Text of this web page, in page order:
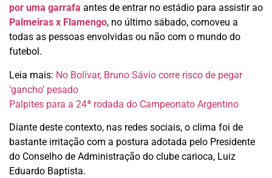
por uma garrafa antes de entrar no estádio para assistir ao
Palmeiras x Flamengo, no último sábado, comoveu a
todas as pessoas envolvidas ou não com o mundo do
futebol.
Leia mais: No Bolívar, Bruno Sávio corre risco de pegar
‘gancho’ pesado
Palpites para a 24ª rodada do Campeonato Argentino
Diante deste contexto, nas redes sociais, o clima foi de
bastante irritação com a postura adotada pelo Presidente
do Conselho de Administração do clube carioca, Luiz
Eduardo Baptista.